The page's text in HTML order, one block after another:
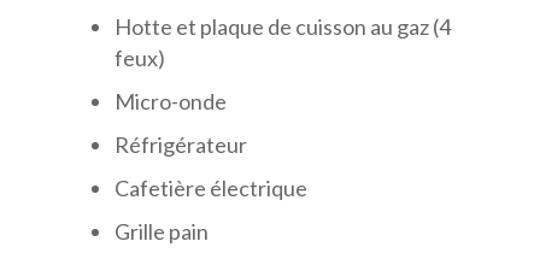
Hotte et plaque de cuisson au gaz (4
feux)
Micro-onde
Réfrigérateur
Cafetière électrique
Grille pain